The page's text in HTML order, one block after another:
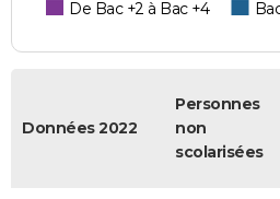
De Bac +2 à Bac +4
Données 2022
Personnes
non
scolarisées